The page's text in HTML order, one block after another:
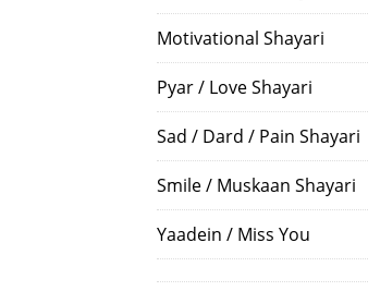
Motivational Shayari
Pyar / Love Shayari
Sad / Dard / Pain Shayari
Smile / Muskaan Shayari
Yaadein / Miss You